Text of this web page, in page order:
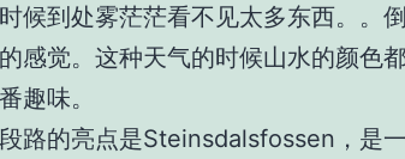
候到处雾茫茫看不见太多东西。。
感觉。这种天气的时候山水的颜色
趣味。
路的亮点是Steinsdalsfossen ，是